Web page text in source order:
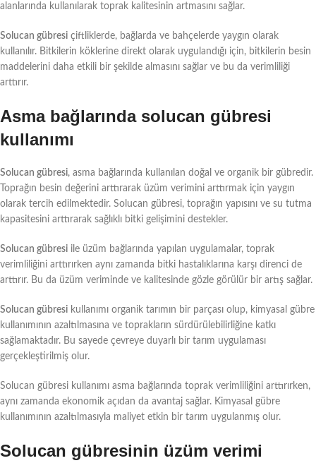
alanlarında kullanılarak toprak kalitesinin artmasını sağlar.
Solucan gübresi çiftliklerde, bağlarda ve bahçelerde yaygın olarak
kullanılır. Bitkilerin köklerine direkt olarak uygulandığı için, bitkilerin besin
maddelerini daha etkili bir şekilde almasını sağlar ve bu da verimliliği
arttırır.
Asma bağlarında solucan gübresi
kullanımı
Solucan gübresi, asma bağlarında kullanılan doğal ve organik bir gübredir.
Toprağın besin değerini arttırarak üzüm verimini arttırmak için yaygın
olarak tercih edilmektedir. Solucan gübresi, toprağın yapısını ve su tutma
kapasitesini arttırarak sağlıklı bitki gelişimini destekler.
Solucan gübresi ile üzüm bağlarında yapılan uygulamalar, toprak
verimliliğini arttırırken aynı zamanda bitki hastalıklarına karşı direnci de
arttırır. Bu da üzüm veriminde ve kalitesinde gözle görülür bir artış sağlar.
Solucan gübresi kullanımı organik tarımın bir parçası olup, kimyasal gübre
kullanımının azaltılmasına ve toprakların sürdürülebilirliğine katkı
sağlamaktadır. Bu sayede çevreye duyarlı bir tarım uygulaması
gerçekleştirilmiş olur.
Solucan gübresi kullanımı asma bağlarında toprak verimliliğini arttırırken,
aynı zamanda ekonomik açıdan da avantaj sağlar. Kimyasal gübre
kullanımının azaltılmasıyla maliyet etkin bir tarım uygulanmış olur.
Solucan gübresinin üzüm verimi